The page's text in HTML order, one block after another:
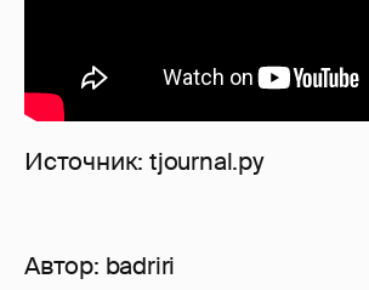
Источник: tjournal.ру
Автор: badriri